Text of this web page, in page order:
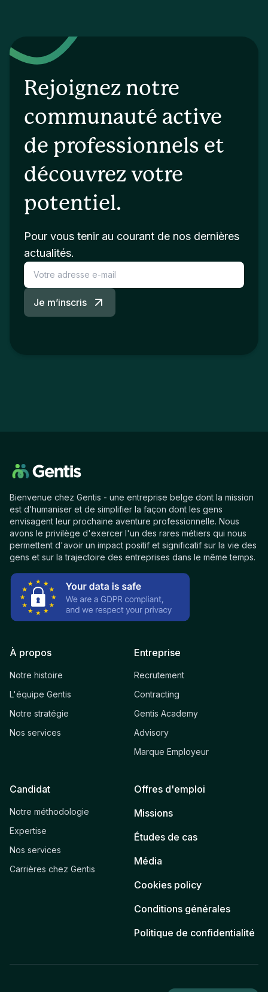
Rejoignez notre
communauté active
de professionnels et
découvrez votre
potentiel.
Pour vous tenir au courant de nos dernières
actualités.
Je m’inscris
Bienvenue chez Gentis - une entreprise belge dont la mission
est d’humaniser et de simplifier la façon dont les gens
envisagent leur prochaine aventure professionnelle. Nous
avons le privilège d'exercer l'un des rares métiers qui nous
permettent d'avoir un impact positif et significatif sur la vie des
gens et sur la trajectoire des entreprises dans le même temps.
À propos
Notre histoire
L'équipe Gentis
Notre stratégie
Nos services
Entreprise
Recrutement
Contracting
Gentis Academy
Advisory
Marque Employeur
Candidat
Notre méthodologie
Expertise
Nos services
Carrières chez Gentis
Offres d'emploi
Missions
Études de cas
Média
Cookies policy
Conditions générales
Politique de confidentialité